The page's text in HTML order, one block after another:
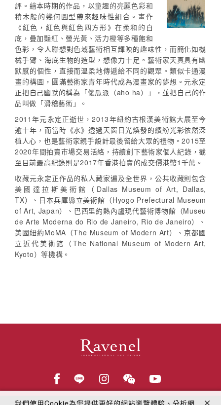
評。繪本時期的作品，以童趣的亮麗色彩和
積木般的幾何圖型帶來趣味性組合。畫作
《紅色，紅色與紅色四方形》在柔和的白
底，疊加豔紅、螢光黃、活力橙等多種飽和
色彩，令人聯想對色域藝術相互輝映的趣味性，而簡化如機
械手臂、海底生物的造型，想像力十足。藝術家天真具有幽
默感的個性，直接而溫柔地傳遞給不同的觀眾。類似卡通漫
畫的構圖，圓滿藝術家青年時代成為漫畫家的夢想。元永定
正把自己幽默的稱為「傻瓜派（aho ha）」，並把自己的作
品叫做「滑稽藝術」。
2011年元永定正逝世，2013年紐約古根漢美術館大展至今
逾十年，而當時《水》透過天窗日光煥發的繽紛光彩依然深
植人心，也是藝術家親手設計最後留給大眾的禮物。2015至
2020年間拍賣市場交易活絡，持續創下藝術家個人紀錄，截
至目前最高紀錄則是2017年香港拍賣的成交價港幣1千萬。
收藏元永定正作品的私人藏家遍及全世界，公共收藏則包含
美國達拉斯美術館（Dallas Museum of Art, Dallas,
TX）、日本兵庫縣立美術館（Hyogo Prefectural Museum
of Art, Japan）、巴西里約熱內盧現代藝術博物館（Museu
de Arte Moderna do Rio de Janeiro, Rio de Janeiro）、
美國紐約MoMA（The Museum of Modern Art）、京都國
立近代美術館（The National Museum of Modern Art,
Kyoto）等機構。
我們使用Cookie為您提供更好的網站瀏覽體驗、分析網